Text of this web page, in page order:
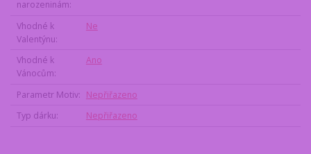
narozeninám
Vhodné k
Valentýnu
Ne
Vhodné k
Vánocům
Ano
Parametr Motiv
Nepřiřazeno
Typ dárku
Nepřiřazeno